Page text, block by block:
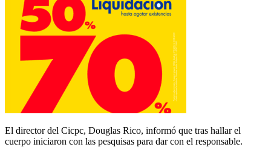
El director del Cicpc, Douglas Rico, informó que tras hallar el
cuerpo iniciaron con las pesquisas para dar con el responsable.